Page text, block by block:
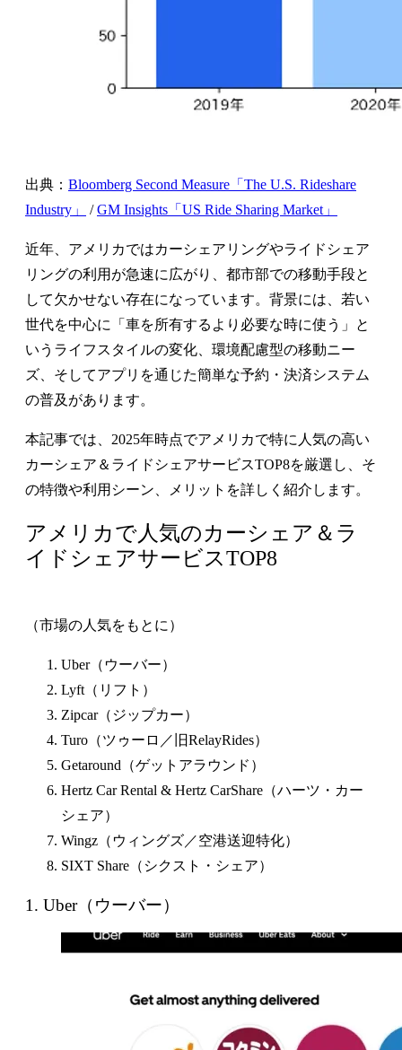
出典： Bloomberg Second Measure「The U.S. Rideshare
Industry」
/GM Insights「US Ride Sharing Market」
近年、アメリカではカーシェアリングやライドシェア
リングの利用が急速に広がり、都市部での移動手段と
して欠かせない存在になっています。背景には、若い
世代を中心に「車を所有するより必要な時に使う」と
いうライフスタイルの変化、環境配慮型の移動ニー
ズ、そしてアプリを通じた簡単な予約・決済システム
の普及があります。
本記事では、2025年時点でアメリカで特に人気の高い
カーシェア＆ライドシェアサービスTOP8を厳選し、そ
の特徴や利用シーン、メリットを詳しく紹介します。
アメリカで人気のカーシェア＆ラ
イドシェアサービスTOP8
（市場の人気をもとに）
Uber（ウーバー）
Lyft（リフト）
Zipcar（ジップカー）
Turo（ツゥーロ／旧RelayRides）
Getaround（ゲットアラウンド）
Hertz Car Rental & Hertz CarShare（ハーツ・カー
シェア）
Wingz（ウィングズ／空港送迎特化）
SIXT Share（シクスト・シェア）
1. Uber（ウーバー）